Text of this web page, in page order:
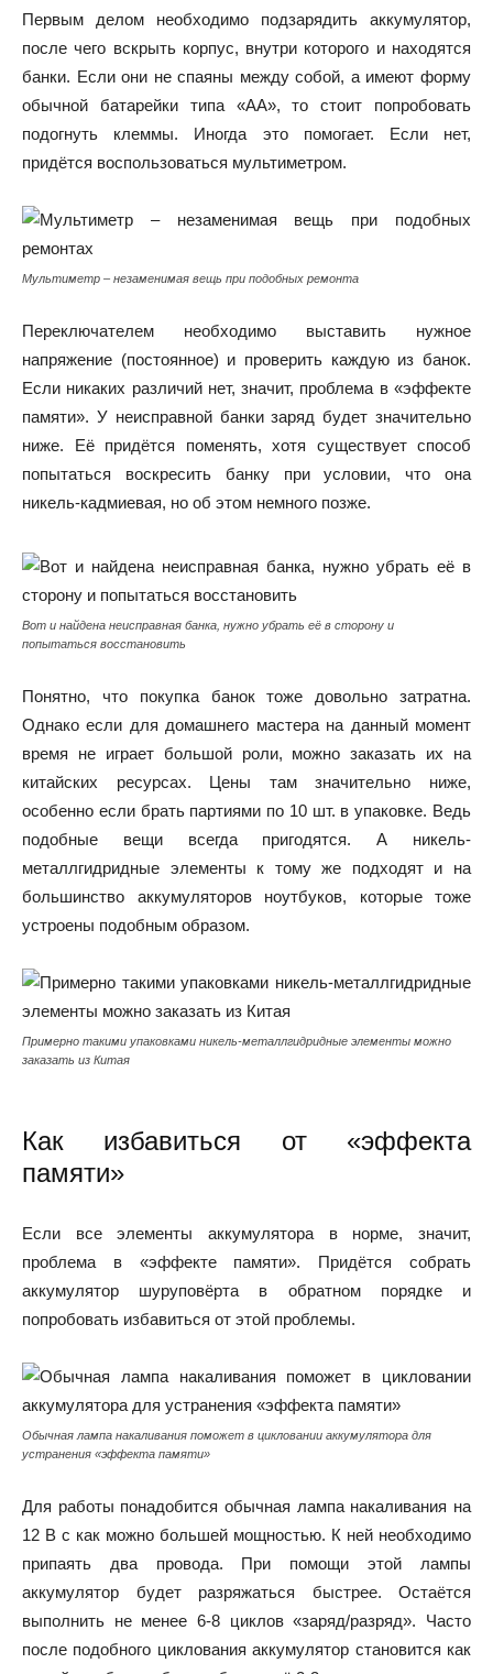
Первым делом необходимо подзарядить аккумулятор,
после чего вскрыть корпус, внутри которого и находятся
банки. Если они не спаяны между собой, а имеют форму
обычной батарейки типа «АА», то стоит попробовать
подогнуть клеммы. Иногда это помогает. Если нет,
придётся воспользоваться мультиметром.
Мультиметр – незаменимая вещь при подобных ремонта
Переключателем необходимо выставить нужное
напряжение (постоянное) и проверить каждую из банок.
Если никаких различий нет, значит, проблема в «эффекте
памяти». У неисправной банки заряд будет значительно
ниже. Её придётся поменять, хотя существует способ
попытаться воскресить банку при условии, что она
никель-кадмиевая, но об этом немного позже.
Вот и найдена неисправная банка, нужно убрать её в сторону и
попытаться восстановить
Понятно, что покупка банок тоже довольно затратна.
Однако если для домашнего мастера на данный момент
время не играет большой роли, можно заказать их на
китайских ресурсах. Цены там значительно ниже,
особенно если брать партиями по 10 шт. в упаковке. Ведь
подобные вещи всегда пригодятся. А никель-
металлгидридные элементы к тому же подходят и на
большинство аккумуляторов ноутбуков, которые тоже
устроены подобным образом.
Примерно такими упаковками никель-металлгидридные элементы можно
заказать из Китая
Как избавиться от «эффекта
памяти»
Если все элементы аккумулятора в норме, значит,
проблема в «эффекте памяти». Придётся собрать
аккумулятор шуруповёрта в обратном порядке и
попробовать избавиться от этой проблемы.
Обычная лампа накаливания поможет в цикловании аккумулятора для
устранения «эффекта памяти»
Для работы понадобится обычная лампа накаливания на
12 В с как можно большей мощностью. К ней необходимо
припаять два провода. При помощи этой лампы
аккумулятор будет разряжаться быстрее. Остаётся
выполнить не менее 6-8 циклов «заряд/разряд». Часто
после подобного циклования аккумулятор становится как